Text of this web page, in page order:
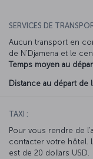
SERVICES DE
Aucun transport en
de N’Djamena et le
Temps moyen au
Distance au départ de
TAXI :
Pour vous rendre de
contacter votre hôtel.
est de 20 dollars USD.